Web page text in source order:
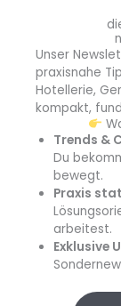
vegetarisch/
veränderten
Bedeutung
Stellenwert
Gäste immer
trendiges
und Abläufe
unseren
Herzlichen
Unser
praxisnahe
Hotellerie,
kompakt,
Trends &
Du
bewegt.
Praxis
arbeitest.
Exklusive